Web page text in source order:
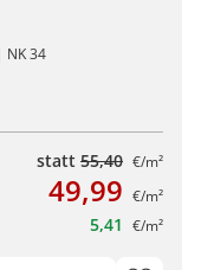
NK 34
statt 55,40 €/m²
49,99 €/m²
5,41 €/m²